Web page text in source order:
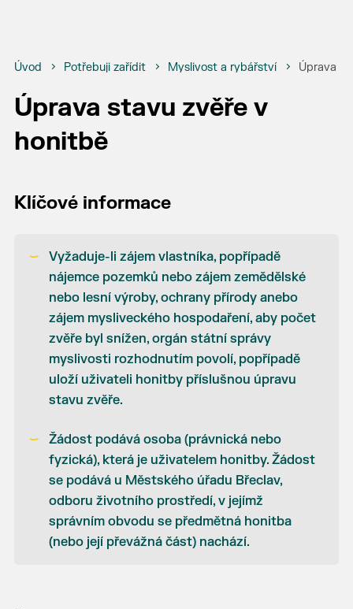
Úvod Potřebuji zařídit Myslivost a rybářství Úprava
Úprava stavu zvěře v
honitbě
Klíčové informace
Vyžaduje-li zájem vlastníka, popřípadě
nájemce pozemků nebo zájem zemědělské
nebo lesní výroby, ochrany přírody anebo
zájem mysliveckého hospodaření, aby počet
zvěře byl snížen, orgán státní správy
myslivosti rozhodnutím povolí, popřípadě
uloží uživateli honitby příslušnou úpravu
stavu zvěře.
Žádost podává osoba (právnická nebo
fyzická), která je uživatelem honitby. Žádost
se podává u Městského úřadu Břeclav,
odboru životního prostředí, v jejímž
správním obvodu se předmětná honitba
(nebo její převážná část) nachází.